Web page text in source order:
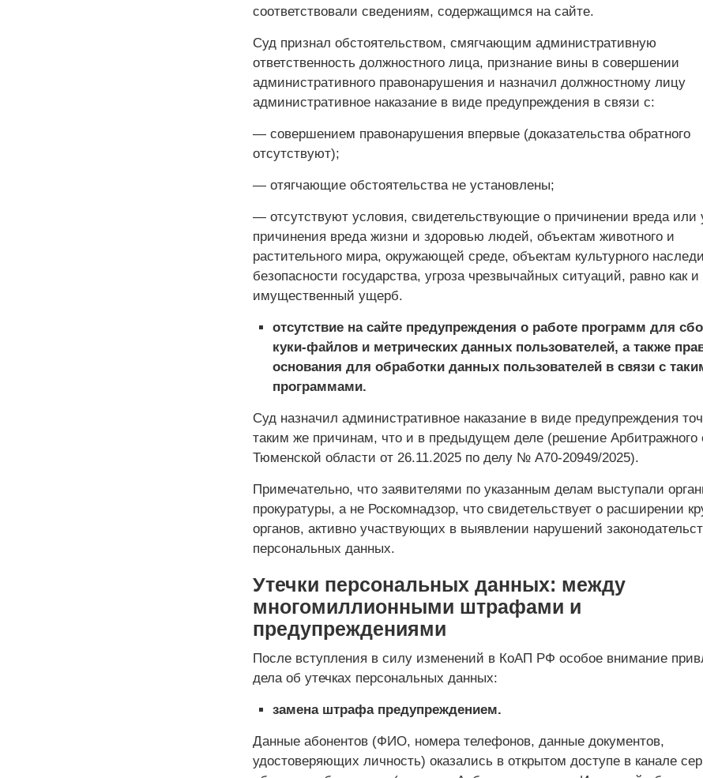
соответствовали сведениям, содержащимся на сайте.
Суд признал обстоятельством, смягчающим административную
ответственность должностного лица, признание вины в совершении
административного правонарушения и назначил должностному лицу
административное наказание в виде предупреждения в связи с:
— совершением правонарушения впервые (доказательства обратного
отсутствуют);
— отягчающие обстоятельства не установлены;
— отсутствуют условия, свидетельствующие о причинении вреда или
причинения вреда жизни и здоровью людей, объектам животного и
растительного мира, окружающей среде, объектам культурного
безопасности государства, угроза чрезвычайных ситуаций, равно как и
имущественный ущерб.
отсутствие на сайте предупреждения о работе программ для
куки-файлов и метрических данных пользователей, а также
основания для обработки данных пользователей в связи с
программами.
Суд назначил административное наказание в виде предупреждения
таким же причинам, что и в предыдущем деле (решение Арбитражного
Тюменской области от 26.11.2025 по делу № А70-20949/2025).
Примечательно, что заявителями по указанным делам выступали
прокуратуры, а не Роскомнадзор, что свидетельствует о расширении
органов, активно участвующих в выявлении нарушений
персональных данных.
Утечки персональных данных: между
многомиллионными штрафами и
предупреждениями
После вступления в силу изменений в КоАП РФ особое внимание
дела об утечках персональных данных:
замена штрафа предупреждением.
Данные абонентов (ФИО, номера телефонов, данные документов,
удостоверяющих личность) оказались в открытом доступе в канале